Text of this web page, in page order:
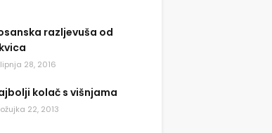
razljevuša od
lipnja 28, 2016
kolač s višnjama
ožujka 22, 2013